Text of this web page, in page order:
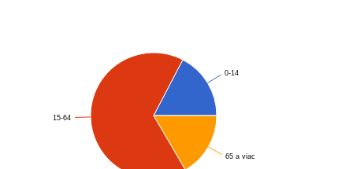
0-14
15-64
65 a viac